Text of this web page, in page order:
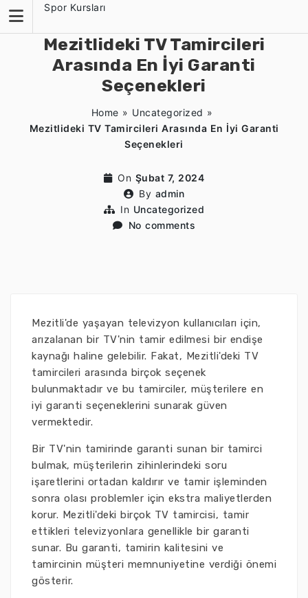
content
Spor Kursları
Mezitlideki TV Tamircileri
Arasında En İyi Garanti
Seçenekleri
Home » Uncategorized »
Mezitlideki TV Tamircileri Arasında En İyi Garanti
Seçenekleri
On Şubat 7, 2024
By admin
In Uncategorized
No comments
Mezitli'de yaşayan televizyon kullanıcıları için,
arızalanan bir TV'nin tamir edilmesi bir endişe
kaynağı haline gelebilir. Fakat, Mezitli'deki TV
tamircileri arasında birçok seçenek
bulunmaktadır ve bu tamirciler, müşterilere en
iyi garanti seçeneklerini sunarak güven
vermektedir.
Bir TV'nin tamirinde garanti sunan bir tamirci
bulmak, müşterilerin zihinlerindeki soru
işaretlerini ortadan kaldırır ve tamir işleminden
sonra olası problemler için ekstra maliyetlerden
korur. Mezitli'deki birçok TV tamircisi, tamir
ettikleri televizyonlara genellikle bir garanti
sunar. Bu garanti, tamirin kalitesini ve
tamircinin müşteri memnuniyetine verdiği önemi
gösterir.